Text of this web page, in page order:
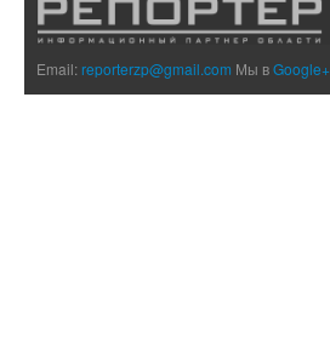
Email:reporterzp@gmail.com Мы вGoogle+